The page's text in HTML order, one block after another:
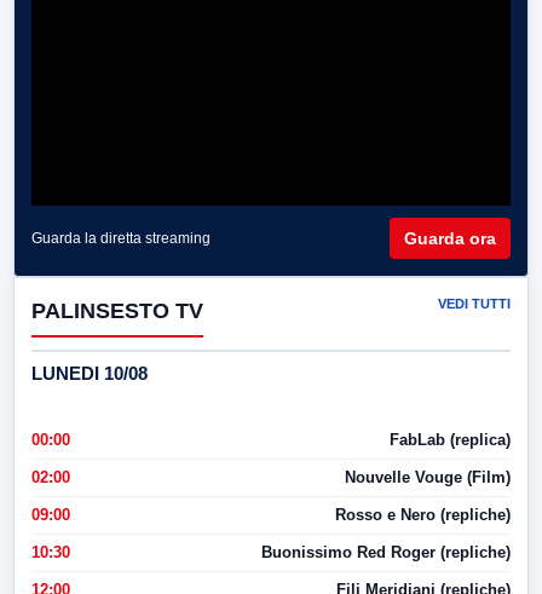
Guarda la diretta streaming Guarda ora
PALINSESTO TV VEDI TUTTI
LUNEDI 10/08
00:00 FabLab (replica)
02:00 Nouvelle Vouge (Film)
09:00 Rosso e Nero (repliche)
10:30 Buonissimo Red Roger (repliche)
12:00 Fili Meridiani (repliche)